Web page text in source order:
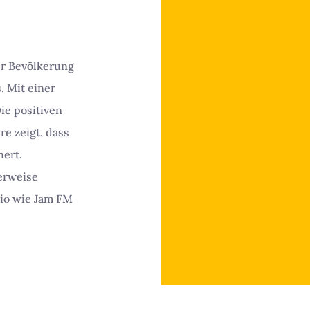
Bevölkerung
Mit einer
positiven
zeigt, dass
wie Jam FM